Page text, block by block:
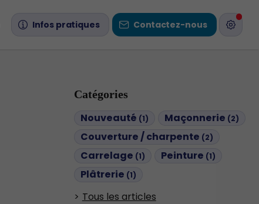
Infos pratiques Contactez-nous
Catégories
Nouveauté (1) Maçonnerie (2)
Couverture / charpente (2)
Carrelage (1) Peinture (1)
Plâtrerie (1)
Tous les articles